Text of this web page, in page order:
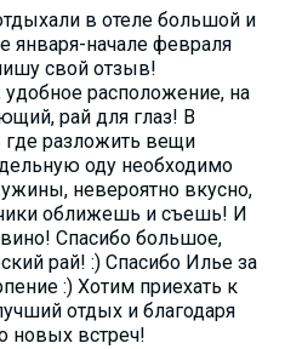
в отеле большой и
января-начале февраля
свой отзыв!
расположение, на
рай для глаз! В
где разложить вещи
оду необходимо
невероятно вкусно,
оближешь и съешь! И
Спасибо большое,
рай! :) Спасибо Илье за
:) Хотим приехать к
отдых и благодаря
новых встреч!